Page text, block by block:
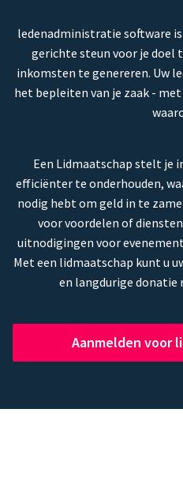
ledenadministratie software
gerichte steun voor je doel
inkomsten te genereren. Uw
het bepleiten van je zaak -
Een Lidmaatschap stelt je
efficiënter te onderhouden,
nodig hebt om geld in te
voor voordelen of
uitnodigingen voor
Met een lidmaatschap kunt u
en langdurige
Aanmelden voor